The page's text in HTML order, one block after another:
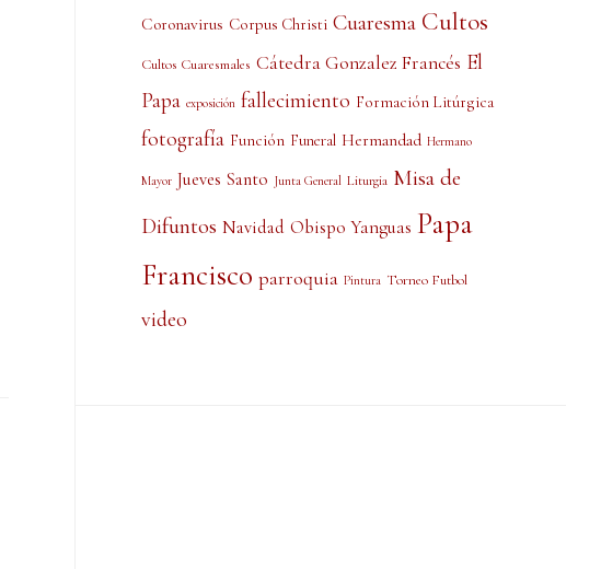
Coronavirus Corpus Christi Cuaresma Cultos
Cultos Cuaresmales Cátedra Gonzalez Francés El
Papa exposición fallecimiento Formación Litúrgica
fotografía Función Funeral Hermandad Hermano
Mayor Jueves Santo Junta General Liturgia Misa de
Difuntos Navidad Obispo Yanguas Papa
Francisco parroquia Pintura Torneo Futbol
video